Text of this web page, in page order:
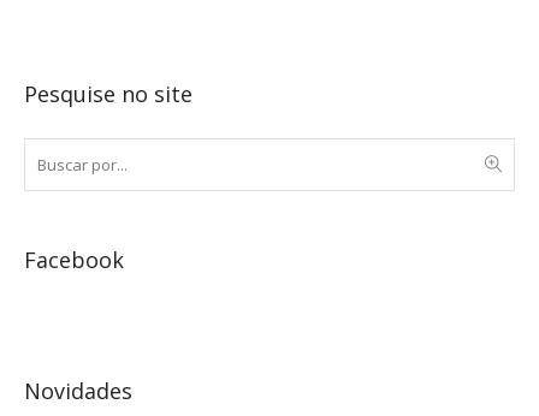
Pesquise no site
Facebook
Novidades